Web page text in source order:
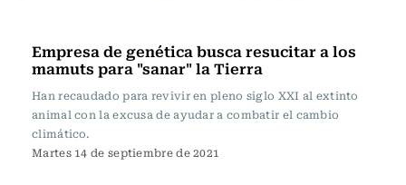
Empresa de genética busca resucitar a los
mamuts para "sanar" la Tierra
Han recaudado para revivir en pleno siglo XXI al extinto
animal con la excusa de ayudar a combatir el cambio
climático.
Martes 14 de septiembre de 2021